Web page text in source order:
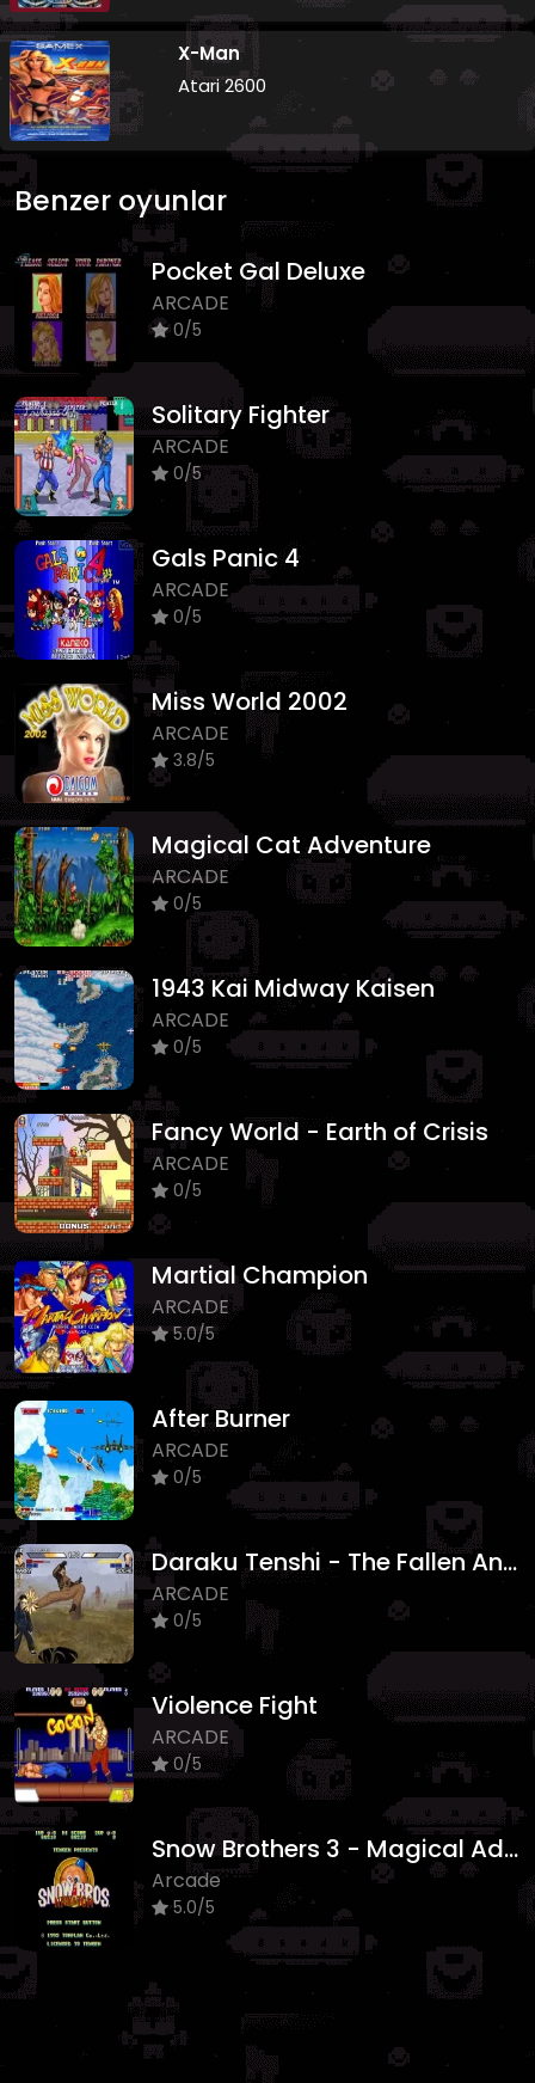
X-Man
Atari 2600
Benzer oyunlar
Pocket Gal Deluxe
ARCADE
0/5
Solitary Fighter
ARCADE
0/5
Gals Panic 4
ARCADE
0/5
Miss World 2002
ARCADE
3.8/5
Magical Cat Adventure
ARCADE
0/5
1943 Kai Midway Kaisen
ARCADE
0/5
Fancy World - Earth of Crisis
ARCADE
0/5
Martial Champion
ARCADE
5.0/5
After Burner
ARCADE
0/5
Daraku Tenshi - The Fallen Angels
ARCADE
0/5
Violence Fight
ARCADE
0/5
Snow Brothers 3 - Magical Adventure
Arcade
5.0/5